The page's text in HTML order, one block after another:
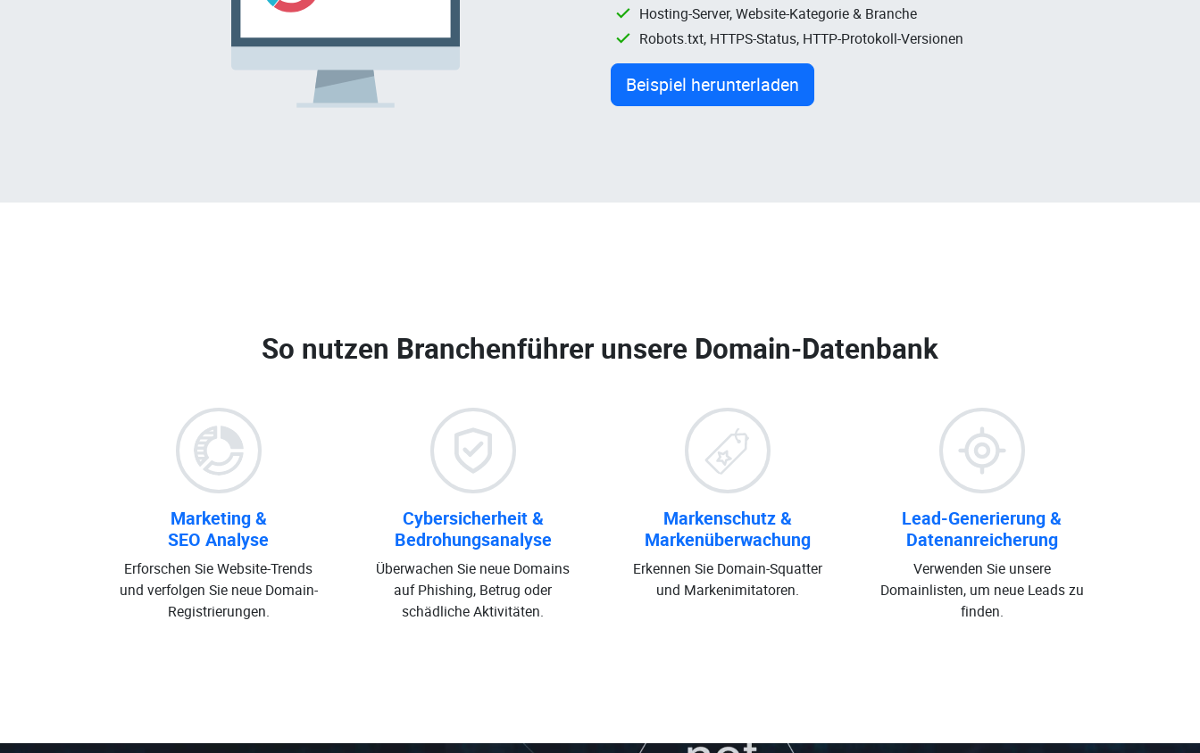
Hosting-Server, Website-Kategorie & Branche
Robots.txt, HTTPS-Status, HTTP-Protokoll-Versionen
Beispiel herunterladen
So nutzen Branchenführer unsere Domain-Datenbank
Marketing &
SEO Analyse
Erforschen Sie Website-Trends
und verfolgen Sie neue Domain-
Registrierungen.
Cybersicherheit &
Bedrohungsanalyse
Überwachen Sie neue Domains
auf Phishing, Betrug oder
schädliche Aktivitäten.
Markenschutz &
Markenüberwachung
Erkennen Sie Domain-Squatter
und Markenimitatoren.
Lead-Generierung &
Datenanreicherung
Verwenden Sie unsere
Domainlisten, um neue Leads zu
finden.